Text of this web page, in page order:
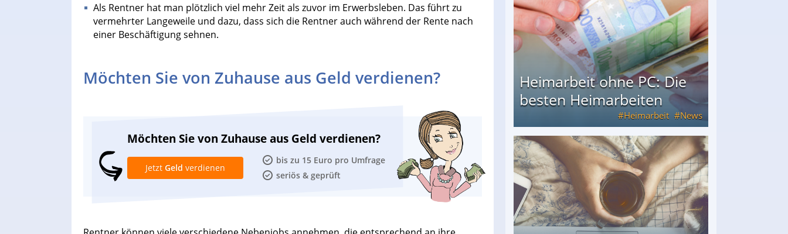
Als Rentner hat man plötzlich viel mehr Zeit als zuvor im Erwerbsleben. Das führt zu
vermehrter Langeweile und dazu, dass sich die Rentner auch während der Rente nach
einer Beschäftigung sehnen.
Möchten Sie von Zuhause aus Geld verdienen?
Möchten Sie von Zuhause aus Geld verdienen?
bis zu 15 Euro pro Umfrage
seriös & geprüft
Jetzt Geld verdienen
Heimarbeit ohne PC: Die
besten Heimarbeiten
Heimarbeit News
Heimarbeit ohne PC: Die besten Heimarbeiten